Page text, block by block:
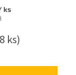
ks
ks)